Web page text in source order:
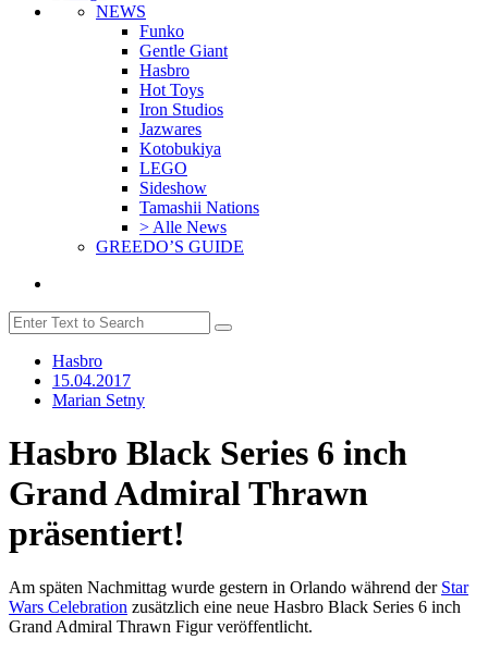
NEWS
Funko
Gentle Giant
Hasbro
Hot Toys
Iron Studios
Jazwares
Kotobukiya
LEGO
Sideshow
Tamashii Nations
> Alle News
GREEDO’S GUIDE
Hasbro
15.04.2017
Marian Setny
Hasbro Black Series 6 inch
Grand Admiral Thrawn
präsentiert!
Am späten Nachmittag wurde gestern in Orlando während der Star
Wars Celebration zusätzlich eine neue Hasbro Black Series 6 inch
Grand Admiral Thrawn Figur veröffentlicht.